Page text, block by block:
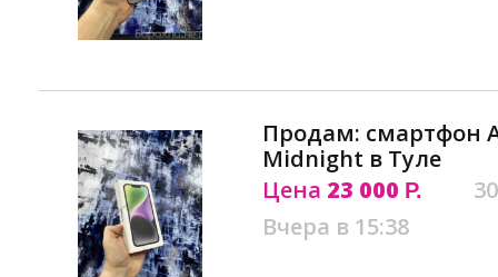
Продам: смартфон
Midnight в Туле
Цена 23 000 Р.
Вчера в 15:38